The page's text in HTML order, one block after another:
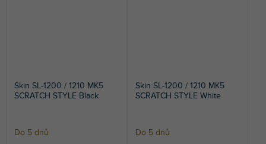
Skin SL-1200 / 1210 MK5
SCRATCH STYLE Black
Do 5 dnů
Skin SL-1200 / 1210 MK5
SCRATCH STYLE White
Do 5 dnů